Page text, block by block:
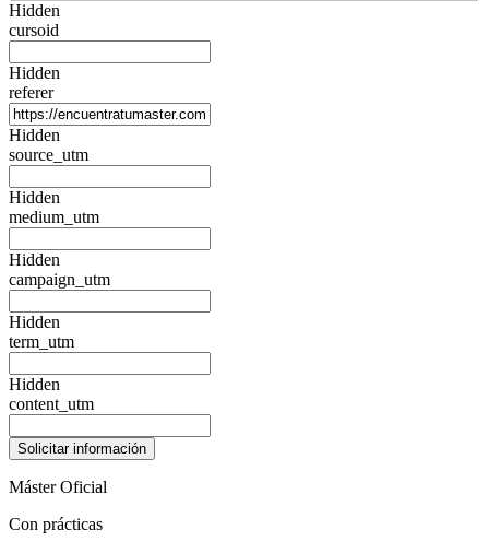
Hidden
cursoid
Hidden
referer
Hidden
source_utm
Hidden
medium_utm
Hidden
campaign_utm
Hidden
term_utm
Hidden
content_utm
Máster Oficial
Con prácticas